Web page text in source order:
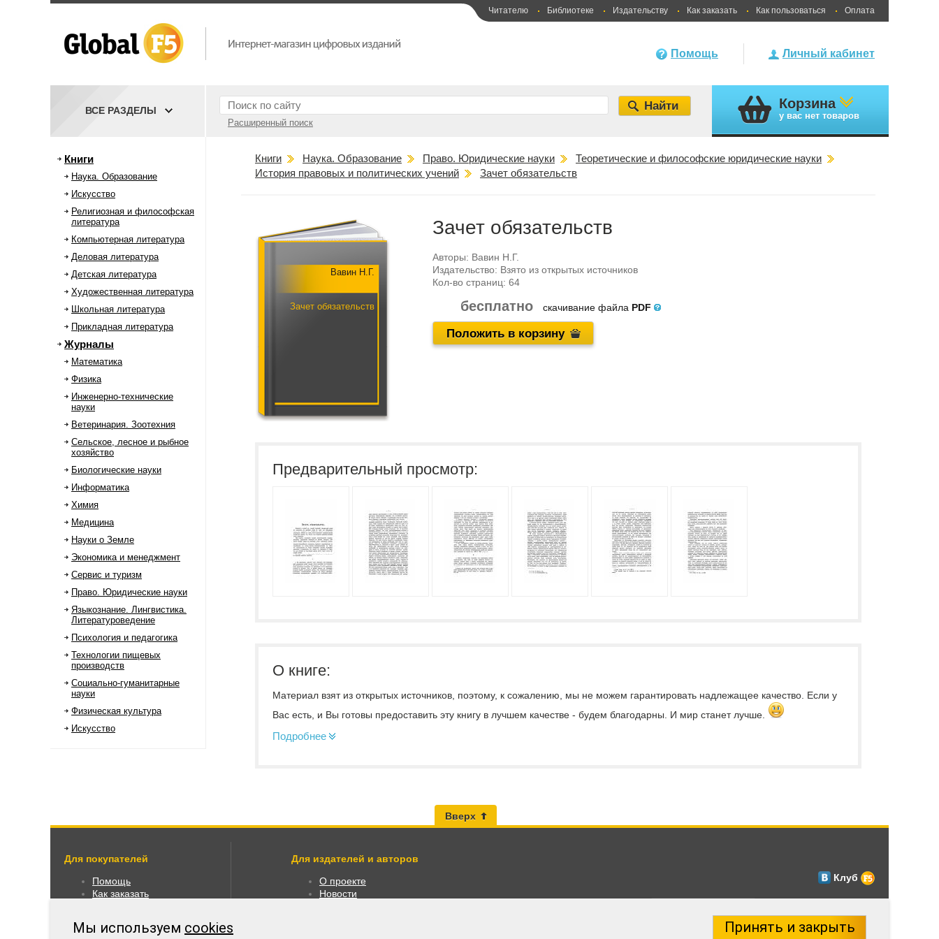
Читателю Библиотеке Издательству Как заказать Как пользоваться Оплата
Личный кабинет
Помощь
Расширенный поиск
ВСЕ РАЗДЕЛЫ Корзина
у вас нет товаров
Книги
Наука. Образование
Искусство
Религиозная и философская
литература
Компьютерная литература
Деловая литература
Детская литература
Художественная литература
Школьная литература
Прикладная литература
Журналы
Математика
Физика
Инженерно-технические
науки
Ветеринария. Зоотехния
Сельское, лесное и рыбное
хозяйство
Биологические науки
Информатика
Химия
Медицина
Науки о Земле
Экономика и менеджмент
Сервис и туризм
Право. Юридические науки
Языкознание. Лингвистика.
Литературоведение
Психология и педагогика
Технологии пищевых
производств
Социально-гуманитарные
науки
Физическая культура
Искусство
Книги Наука. Образование Право. Юридические науки
Теоретические и философские юридические науки
История правовых и политических учений
Зачет обязательств
Вавин Н.Г.
Зачет обязательств
Зачет обязательств
Авторы: Вавин Н.Г.
Издательство: Взято из открытых источников
Кол-во страниц: 64
бесплатно скачивание файла PDF
Положить в корзину
Предварительный просмотр:
О книге:
Материал взят из открытых источников, поэтому, к сожалению, мы не можем гарантировать надлежащее качество. Если у
Вас есть, и Вы готовы предоставить эту книгу в лучшем качестве - будем благодарны. И мир станет лучше.
Подробнее
Вверх
Для покупателей
Помощь
Как заказать
Оплата
Для издателей и авторов
О проекте
Новости
Клуб
Мы используем cookies Принять и закрыть